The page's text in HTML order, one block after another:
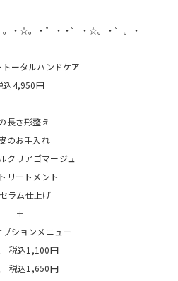
・☆。・゜・・゜・☆。・゜。・
ータルハンドケア
込4,950円
長さ形整え
のお手入れ
クリアゴマージュ
リートメント
ラム仕上げ
＋
ションメニュー
税込1,100円
税込1,650円